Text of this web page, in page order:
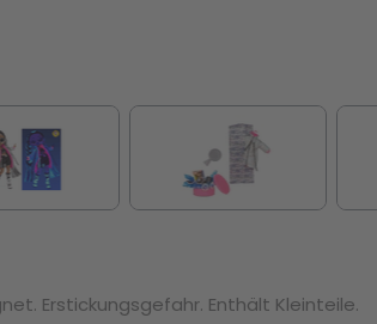
Erstickungsgefahr. Enthält Kleinteile.